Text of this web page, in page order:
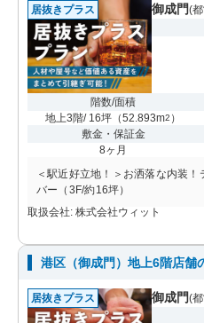
居抜きプラス 御成門(
階数/面積
地上3階/ 16坪 （52.893m2 ）
敷金・保証金
8ヶ月
＜駅近好立地！＞お洒落な内装
バー（3F/約16坪）
取扱会社: 株式会社ウィット
港区（御成門）地上6階店舗
居抜きプラス 御成門(